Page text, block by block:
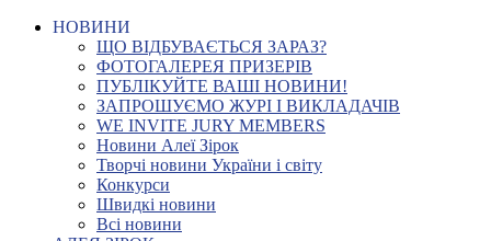
НОВИНИ
ЩО ВІДБУВАЄТЬСЯ ЗАРАЗ?
ФОТОГАЛЕРЕЯ ПРИЗЕРІВ
ПУБЛІКУЙТЕ ВАШІ НОВИНИ!
ЗАПРОШУЄМО ЖУРІ І ВИКЛАДАЧІВ
WE INVITE JURY MEMBERS
Новини Алеї Зірок
Творчі новини України і світу
Конкурси
Швидкі новини
Всі новини